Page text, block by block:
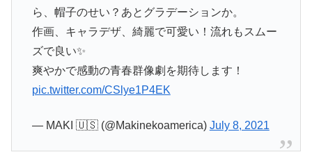
ら、帽子のせい？あとグラデーションか。
作画、キャラデザ、綺麗で可愛い！流れもスムー
ズで良い✨
爽やかで感動の青春群像劇を期待します！
pic.twitter.com/CSlye1P4EK
— MAKI 🇺🇸 (@Makinekoamerica) July 8, 2021